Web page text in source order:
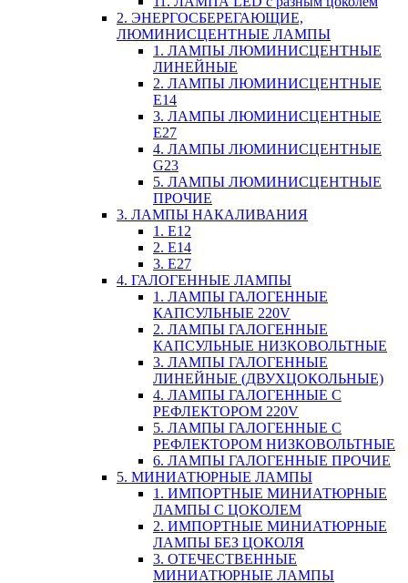
2. ЭНЕРГОСБЕРЕГАЮЩИЕ,
ЛЮМИНИСЦЕНТНЫЕ ЛАМПЫ
1. ЛАМПЫ ЛЮМИНИСЦЕНТНЫЕ
ЛИНЕЙНЫЕ
2. ЛАМПЫ ЛЮМИНИСЦЕНТНЫЕ
E14
3. ЛАМПЫ ЛЮМИНИСЦЕНТНЫЕ
E27
4. ЛАМПЫ ЛЮМИНИСЦЕНТНЫЕ
G23
5. ЛАМПЫ ЛЮМИНИСЦЕНТНЫЕ
ПРОЧИЕ
3. ЛАМПЫ НАКАЛИВАНИЯ
1. E12
2. Е14
3. Е27
4. ГАЛОГЕННЫЕ ЛАМПЫ
1. ЛАМПЫ ГАЛОГЕННЫЕ
КАПСУЛЬНЫЕ 220V
2. ЛАМПЫ ГАЛОГЕННЫЕ
КАПСУЛЬНЫЕ НИЗКОВОЛЬТНЫЕ
3. ЛАМПЫ ГАЛОГЕННЫЕ
ЛИНЕЙНЫЕ (ДВУХЦОКОЛЬНЫЕ)
4. ЛАМПЫ ГАЛОГЕННЫЕ С
РЕФЛЕКТОРОМ 220V
5. ЛАМПЫ ГАЛОГЕННЫЕ С
РЕФЛЕКТОРОМ НИЗКОВОЛЬТНЫЕ
6. ЛАМПЫ ГАЛОГЕННЫЕ ПРОЧИЕ
5. МИНИАТЮРНЫЕ ЛАМПЫ
1. ИМПОРТНЫЕ МИНИАТЮРНЫЕ
ЛАМПЫ С ЦОКОЛЕМ
2. ИМПОРТНЫЕ МИНИАТЮРНЫЕ
ЛАМПЫ БЕЗ ЦОКОЛЯ
3. ОТЕЧЕСТВЕННЫЕ
МИНИАТЮРНЫЕ ЛАМПЫ